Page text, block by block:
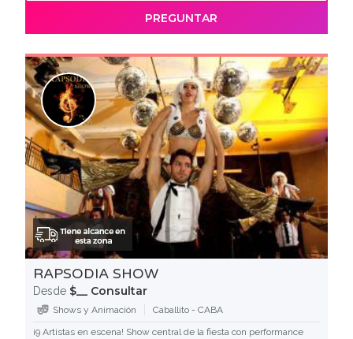
PREGUNTAR
RAPSODIA SHOW
Desde $__ Consultar
Shows y Animación
Caballito - CABA
¡9 Artistas en escena! Show central de la fiesta con performance